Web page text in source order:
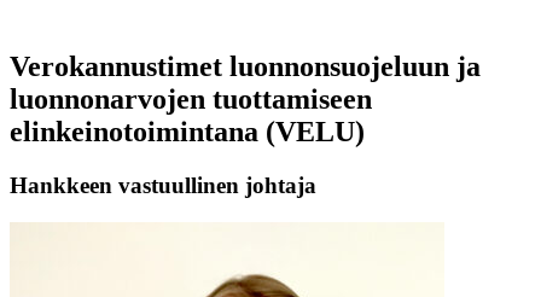
Verokannustimet luonnonsuojeluun ja
luonnonarvojen tuottamiseen
elinkeinotoimintana (VELU)
Hankkeen vastuullinen johtaja